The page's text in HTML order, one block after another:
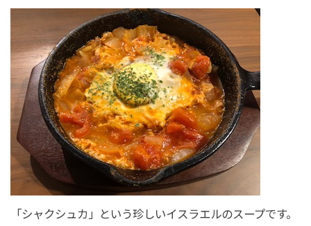
「シャクシュカ」という珍しいイスラエルのスープです。